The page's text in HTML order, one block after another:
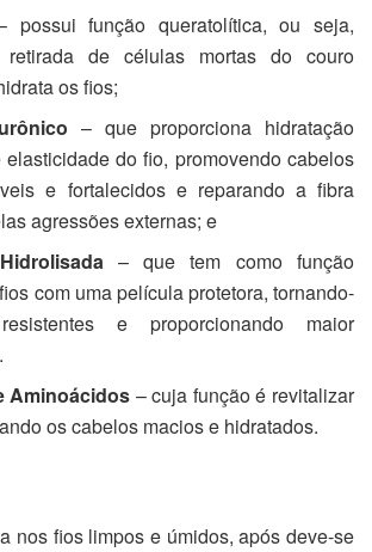
possui função queratolítica, ou seja,
retirada de células mortas do couro
os fios;
– que proporciona hidratação
do fio, promovendo cabelos
e fortalecidos e reparando a fibra
agressões externas; e
– que tem como função
com uma película protetora, tornando-
e proporcionando maior
Aminoácidos – cuja função é revitalizar
os cabelos macios e hidratados.
nos fios limpos e úmidos, após deve-se